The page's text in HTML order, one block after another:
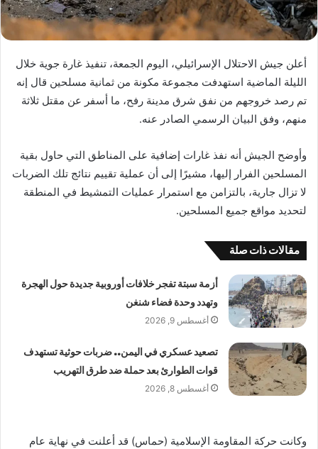
أعلن جيش الاحتلال الإسرائيلي، اليوم الجمعة، تنفيذ غارة جوية خلال
الليلة الماضية استهدفت مجموعة مكونة من ثمانية مسلحين قال إنه
تم رصد خروجهم من نفق شرق مدينة رفح، ما أسفر عن مقتل ثلاثة
منهم، وفق البيان الرسمي الصادر عنه.
وأوضح الجيش أنه نفذ غارات إضافية على المناطق التي حاول بقية
المسلحين الفرار إليها، مشيرًا إلى أن عملية تقييم نتائج تلك الضربات
لا تزال جارية، بالتزامن مع استمرار عمليات التمشيط في المنطقة
لتحديد مواقع جميع المسلحين.
مقالات ذات صلة
أزمة سبتة تفجر خلافات أوروبية جديدة حول الهجرة
وتهدد وحدة فضاء شنغن
أغسطس 9, 2026
تصعيد عسكري في اليمن.. ضربات حوثية تستهدف
قوات الطوارئ بعد حملة ضد طرق التهريب
أغسطس 8, 2026
وكانت حركة المقاومة الإسلامية (حماس) قد أعلنت في نهاية عام